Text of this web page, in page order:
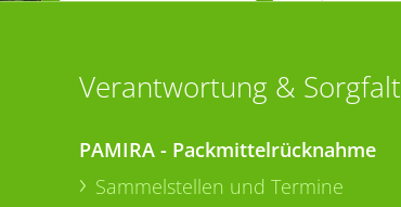
Verantwortung & Sorgfalt
PAMIRA - Packmittelrücknahme
Sammelstellen und Termine